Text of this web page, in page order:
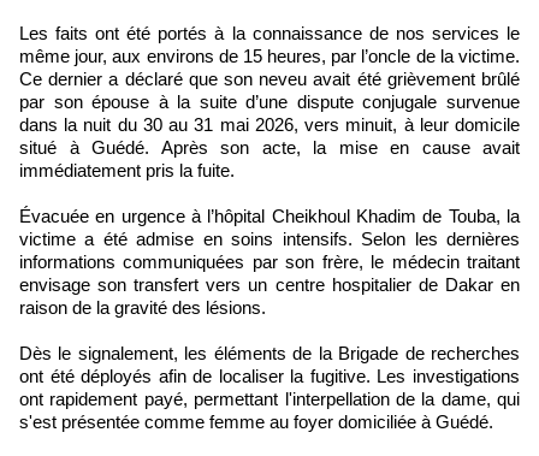
Les faits ont été portés à la connaissance de nos services le
même jour, aux environs de 15 heures, par l’oncle de la victime.
Ce dernier a déclaré que son neveu avait été grièvement brûlé
par son épouse à la suite d’une dispute conjugale survenue
dans la nuit du 30 au 31 mai 2026, vers minuit, à leur domicile
situé à Guédé. Après son acte, la mise en cause avait
immédiatement pris la fuite.
Évacuée en urgence à l’hôpital Cheikhoul Khadim de Touba, la
victime a été admise en soins intensifs. Selon les dernières
informations communiquées par son frère, le médecin traitant
envisage son transfert vers un centre hospitalier de Dakar en
raison de la gravité des lésions.
Dès le signalement, les éléments de la Brigade de recherches
ont été déployés afin de localiser la fugitive. Les investigations
ont rapidement payé, permettant l'interpellation de la dame, qui
s'est présentée comme femme au foyer domiciliée à Guédé.